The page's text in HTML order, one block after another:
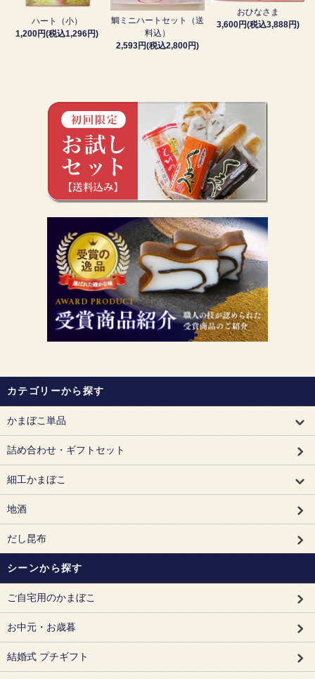
ハート（小）
1,200円(税込1,296円)
鯛ミニハートセット（送
料込）
2,593円(税込2,800円)
おひなさま
3,600円(税込3,888円)
カテゴリーから探す
かまぼこ単品
詰め合わせ・ギフトセット
細工かまぼこ
地酒
だし昆布
シーンから探す
ご自宅用のかまぼこ
お中元・お歳暮
結婚式 プチギフト